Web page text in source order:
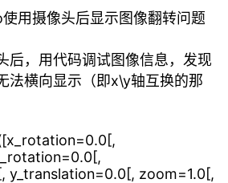
用摄像头后显示图像翻转问题
后，用代码调试图像信息，发现
法横向显示（即x\y轴互换的那
y_translation=0.0[, zoom=1.0[,